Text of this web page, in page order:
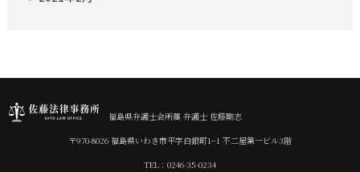
福島県弁護士会所属 弁護士 佐藤剛志
〒970-8026 福島県いわき市平字白銀町1−1 不二屋第一ビル3階
TEL：0246-35-0234